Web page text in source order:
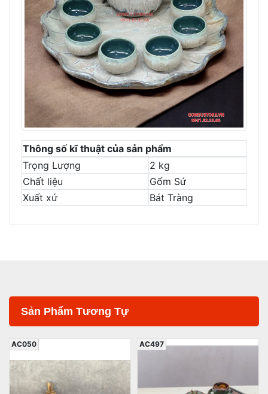
Thông số kĩ thuật của sản phẩm
Trọng Lượng
2 kg
Chất liệu
Gốm Sứ
Xuất xứ
Bát Tràng
Sản Phẩm Tương Tự
AC050 AC497